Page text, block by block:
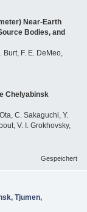
Near-Earth
Bodies, and
F. E. DeMeo,
Chelyabinsk
C. Sakaguchi, Y.
V. I. Grokhovsky,
Gespeichert
Tjumen,